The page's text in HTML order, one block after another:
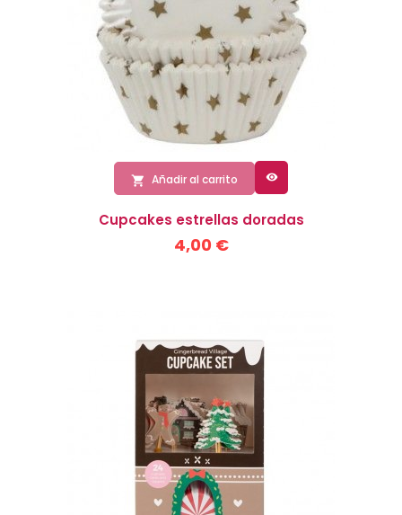
 Añadir al carrito 
Cupcakes estrellas doradas
4,00 €